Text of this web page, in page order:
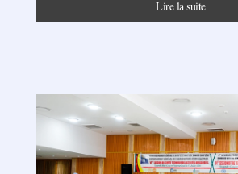
Lire la suite